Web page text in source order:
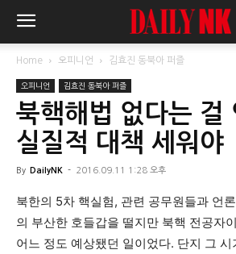
Home 오피니언 김효진 동북아 퍼즐
오피니언 김효진 동북아 퍼즐
북핵해법 없다는 걸
실질적 대책 세워야
By DailyNK - 2016.09.11 1:28 오후
북한의 5차 핵실험, 관련 공무원들과 언
의 부산한 호들갑을 떨지만 북핵 전공자
어느 정도 예상됐던 일이었다. 단지 그